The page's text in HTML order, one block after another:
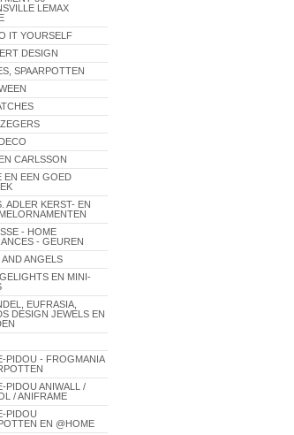
LEMAX
IT YOURSELF
DESIGN
SPAARPOTTEN
CARLSSON
EN EEN GOED
ADLER KERST- EN
- HOME
- GEUREN
AND ANGELS
EN MINI-
EUFRASIA,
DESIGN JEWELS EN
PIDOU - FROGMANIA
PIDOU ANIWALL /
/ ANIFRAME
PIDOU
EN @HOME